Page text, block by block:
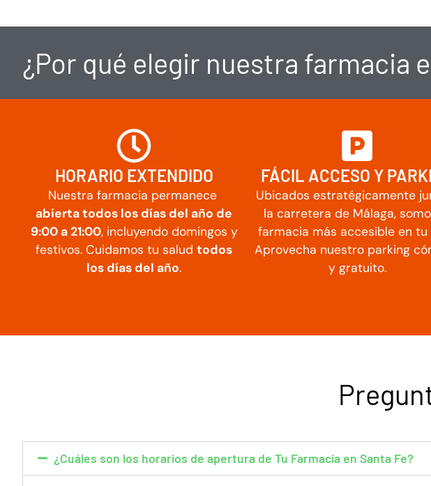
¿Por qué elegir nuestra farmacia
HORARIO EXTENDIDO
Nuestra farmacia permanece
abierta todos los días del año de
9:00 a 21:00, incluyendo domingos y
festivos. Cuidamos tu salud todos
los días del año.
FÁCIL ACCESO Y
Ubicados estratégicamente
la carretera de Málaga,
farmacia más accesible en tu
Aprovecha nuestro parking
y gratuito.
¿Cuáles son los horarios de apertura de Tu Farmacia en Santa Fe?